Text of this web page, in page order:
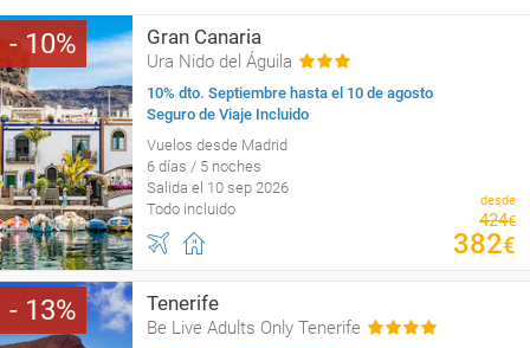
10 Gran Canaria
Ura Nido del Águila
10% dto. Septiembre hasta el 10 de agosto
Seguro de Viaje Incluido
Vuelos desde Madrid
6 días / 5 noches
Salida el 10 sep 2026
Todo incluido
desde
424€
382€
13 Tenerife
Be Live Adults Only Tenerife